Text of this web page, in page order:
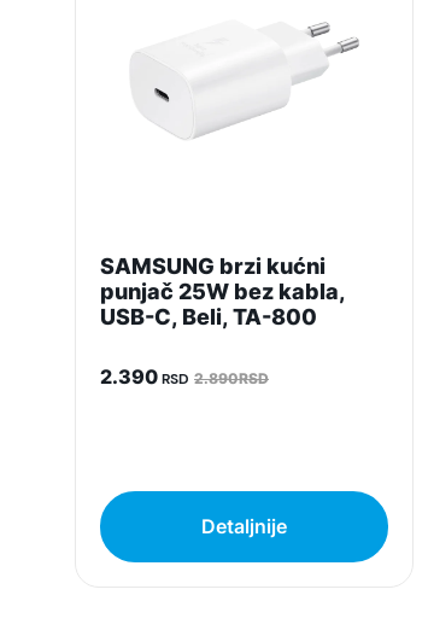
SAMSUNG brzi kućni
punjač 25W bez kabla,
USB-C, Beli, TA-800
2.390RSD 2.890RSD
Detaljnije